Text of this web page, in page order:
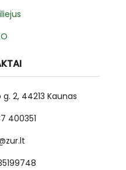
2, 44213 Kaunas
400351